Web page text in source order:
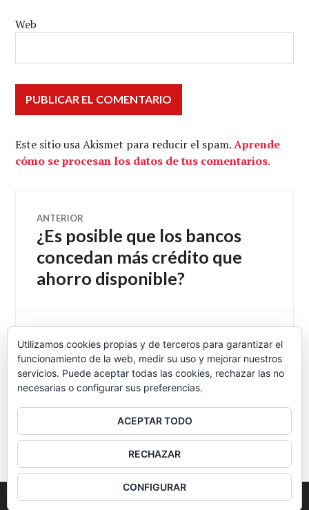
Web
Este sitio usa Akismet para reducir el spam.Aprende
cómo se procesan los datos de tus comentarios.
Navegación
de
entradas
ANTERIOR
Entrada
anterior:
¿Es posible que los bancos
concedan más crédito que
ahorro disponible?
SIGUIENTE
Entrada
siguiente:
Programa de radio del 22 de
noviembre
BARRA
LATERAL
2026 Colectivo Burbuja
Utilizamos cookies propias y de terceros para garantizar el
funcionamiento de la web, medir su uso y mejorar nuestros
servicios. Puede aceptar todas las cookies, rechazar las no
necesarias o configurar sus preferencias.
ACEPTAR TODO
RECHAZAR
CONFIGURAR